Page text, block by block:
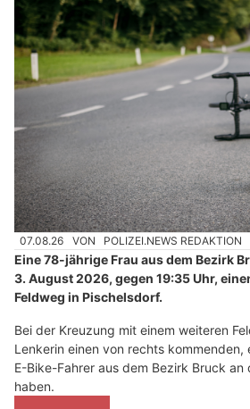
07.08.26 VON POLIZEI.NEWS REDAKTION
Eine 78-jährige Frau aus dem Bezirk
3. August 2026, gegen 19:35 Uhr,
Feldweg in Pischelsdorf.
Bei der Kreuzung mit einem weiteren
Lenkerin einen von rechts kommenden,
E-Bike-Fahrer aus dem Bezirk Bruck an
haben.